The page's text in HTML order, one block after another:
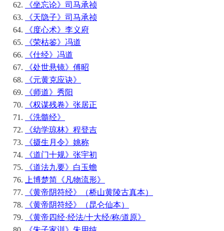
《坐忘论》司马承祯
《天隐子》司马承祯
《度心术》李义府
《荣枯鉴》冯道
《仕经》冯道
《处世悬镜》傅昭
《元黄克应诀》
《师道》秀阳
《权谋残卷》张居正
《洗髓经》
《幼学琼林》程登吉
《摄生月令》姚称
《道门十规》张宇初
《道法九要》白玉蟾
上博楚简《凡物流形》
《黄帝阴符经》（桥山黄陵古真本）
《黄帝阴符经》（昆仑仙本）
《黄帝四经·经法/十大经/称/道原》